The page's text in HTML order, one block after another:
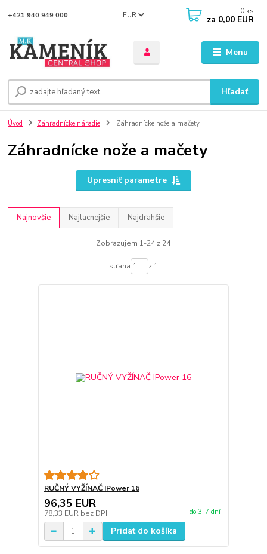
Menu
EUR
Hľadať
+421 940 949 000 0 ks
za 0,00 EUR
Úvod Záhradnícke náradie Záhradnícke nože a mačety
Záhradnícke nože a mačety
Upresniť parametre
Najnovšie Najlacnejšie Najdrahšie
Zobrazujem 1-24 z 24
strana z 1
RUČNÝ VYŽÍNAČ IPower 16
96,35 EUR
78,33 EUR bez DPH do 3-7 dní
Pridať do košíka